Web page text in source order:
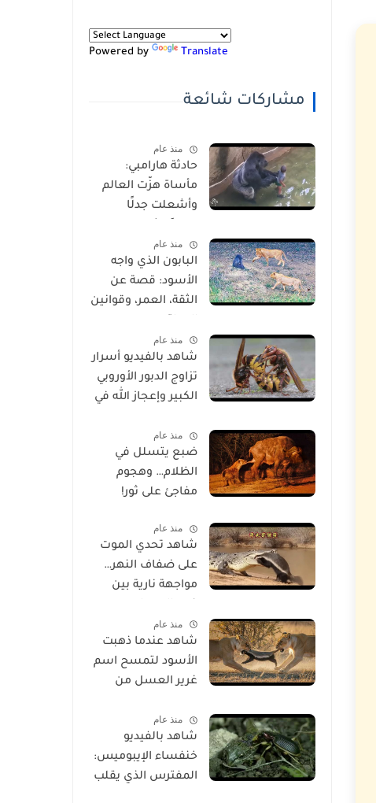
Powered by Translate
مشاركات شائعة
منذ عام
حادثة هارامبي:
مأساة هزّت العالم
وأشعلت جدلًا
بالفيديو
منذ عام
البابون الذي واجه
الأسود: قصة عن
الثقة، العمر، وقوانين
منذ عام
شاهد بالفيديو أسرار
تزاوج الدبور الأوروبي
الكبير وإعجاز الله في
منذ عام
ضبع يتسلل في
الظلام… وهجوم
مفاجئ على ثور!
منذ عام
شاهد تحدي الموت
على ضفاف النهر…
مواجهة نارية بين
وتمساح شرس
منذ عام
شاهد عندما ذهبت
الأسود لتمسح اسم
غرير العسل من
منذ عام
شاهد بالفيديو
خنفساء الإيبوميس:
المفترس الذي يقلب